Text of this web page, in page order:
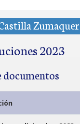
2023
documentos